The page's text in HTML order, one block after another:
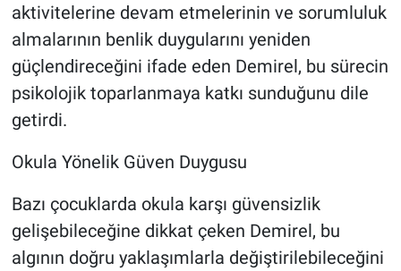
aktivitelerine devam etmelerinin ve sorumluluk
almalarının benlik duygularını yeniden
güçlendireceğini ifade eden Demirel, bu sürecin
psikolojik toparlanmaya katkı sunduğunu dile
getirdi.
Okula Yönelik Güven Duygusu
Bazı çocuklarda okula karşı güvensizlik
gelişebileceğine dikkat çeken Demirel, bu
algının doğru yaklaşımlarla değiştirilebileceğini